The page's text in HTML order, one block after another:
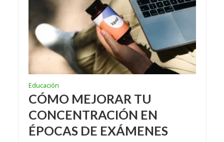
Educación
CÓMO MEJORAR TU
CONCENTRACIÓN EN
ÉPOCAS DE EXÁMENES